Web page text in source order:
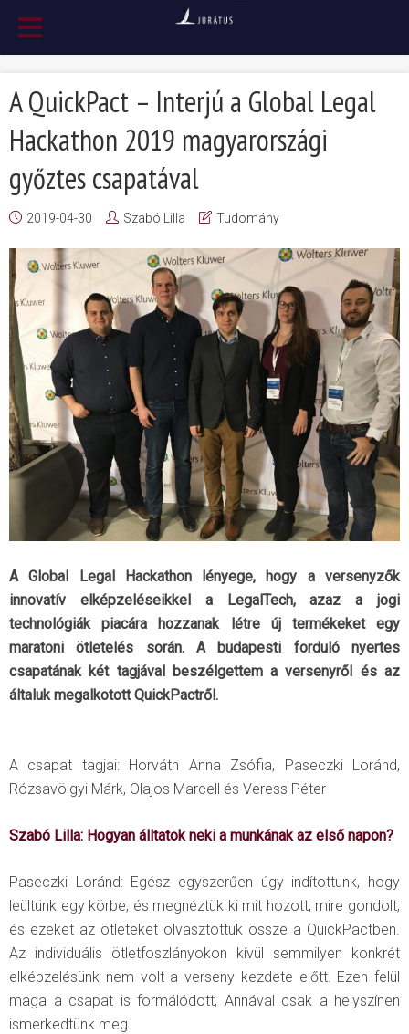
A QuickPact – Interjú a Global Legal
Hackathon 2019 magyarországi
győztes csapatával
2019-04-30 Szabó Lilla Tudomány
A Global Legal Hackathon lényege, hogy a versenyzők
innovatív elképzeléseikkel a LegalTech, azaz a jogi
technológiák piacára hozzanak létre új termékeket egy
maratoni ötletelés során. A budapesti forduló nyertes
csapatának két tagjával beszélgettem a versenyről és az
általuk megalkotott QuickPactről.
A csapat tagjai: Horváth Anna Zsófia, Paseczki Loránd,
Rózsavölgyi Márk, Olajos Marcell és Veress Péter
Szabó Lilla: Hogyan álltatok neki a munkának az első napon?
Paseczki Loránd: Egész egyszerűen úgy indítottunk, hogy
leültünk egy körbe, és megnéztük ki mit hozott, mire gondolt,
és ezeket az ötleteket olvasztottuk össze a QuickPactben.
Az individuális ötletfoszlányokon kívül semmilyen konkrét
elképzelésünk nem volt a verseny kezdete előtt. Ezen felül
maga a csapat is formálódott, Annával csak a helyszínen
ismerkedtünk meg.